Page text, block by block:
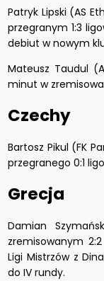
Patryk Lipski (AS
przegranym 1:3
debiut w nowym
Mateusz Taudul
minut w
Czechy
Bartosz Pikul (FK
przegranego 0:1
Grecja
Damian
zremisowanym
Ligi Mistrzów z
do IV rundy.